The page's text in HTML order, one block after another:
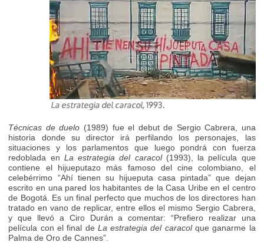
Técnicas de duelo (1989) fue el debut de Sergio Cabrera, una
historia donde su director irá perfilando los personajes, las
situaciones y los parlamentos que luego pondrá con fuerza
redoblada en La estrategia del caracol(1993), la película que
contiene el hijueputazo más famoso del cine colombiano, el
celebérrimo “Ahí tienen su hijueputa casa pintada” que dejan
escrito en una pared los habitantes de la Casa Uribe en el centro
de Bogotá. Es un final perfecto que muchos de los directores han
tratado en vano de replicar, entre ellos el mismo Sergio Cabrera,
y que llevó a Ciro Durán a comentar: “Prefiero realizar una
película con el final de La estrategia del caracolque ganarme la
Palma de Oro de Cannes”.